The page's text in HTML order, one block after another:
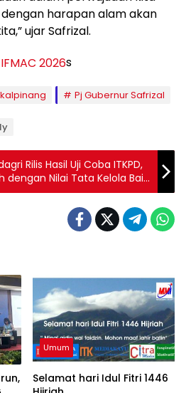
harapan alam akan
ujar Safrizal.
s
Pj Gubernur Safrizal
Rilis Hasil Uji Coba ITKPD,
dengan Nilai Tata Kelola Baik
Umum
Selamat hari Idul Fitri 1446